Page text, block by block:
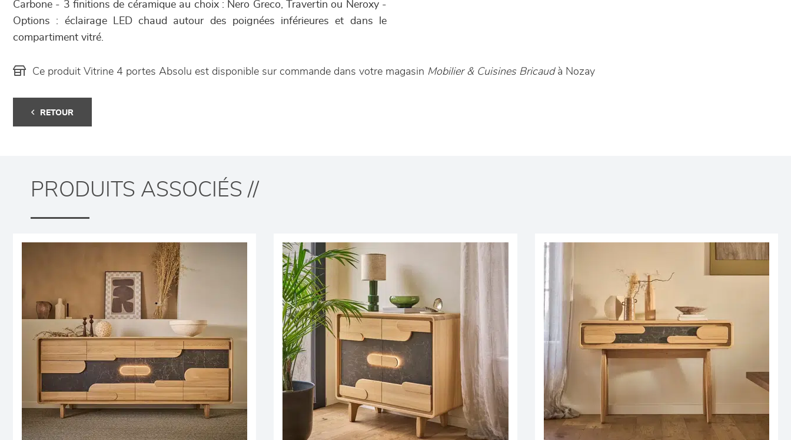
Carbone - 3 finitions de céramique au choix : Nero Greco, Travertin ou Neroxy -
Options : éclairage LED chaud autour des poignées inférieures et dans le
compartiment vitré.
Ce produit Vitrine 4 portes Absolu est disponible sur commande dans votre magasin Mobilier & Cuisines Bricaudà Nozay
RETOUR
PRODUITS ASSOCIÉS //